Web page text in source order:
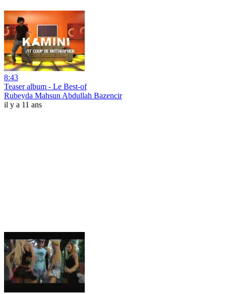
8:43
Teaser album - Le Best-of
Rubeyda Mahsun Abdullah Bazencir
il y a 11 ans